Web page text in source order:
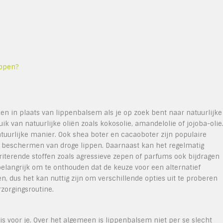
in plaats van lippenbalsem als je op zoek bent naar natuurlijke
van natuurlijke oliën zoals kokosolie, amandelolie of jojoba-olie.
manier. Ook shea boter en cacaoboter zijn populaire
van droge lippen. Daarnaast kan het regelmatig
stoffen zoals agressieve zepen of parfums ook bijdragen
om te onthouden dat de keuze voor een alternatief
dus het kan nuttig zijn om verschillende opties uit te proberen
voor je. Over het algemeen is lippenbalsem niet per se slecht